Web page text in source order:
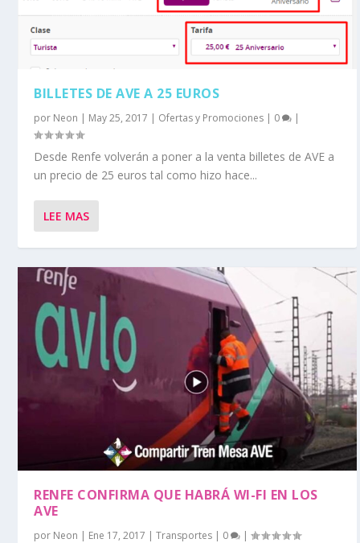
BILLETES DE AVE A 25 EUROS
por Neon | May 25, 2017 | Ofertas y Promociones | 0 |
Desde Renfe volverán a poner a la venta billetes de AVE a
un precio de 25 euros tal como hizo hace...
LEE MAS
RENFE CONFIRMA QUE HABRÁ WI-FI EN LOS
AVE
por Neon | Ene 17, 2017 |Transportes | 0 |